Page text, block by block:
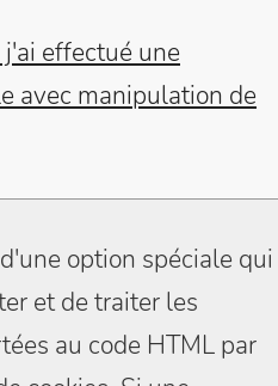
effectué une
avec manipulation de
option spéciale qui
et de traiter les
au code HTML par